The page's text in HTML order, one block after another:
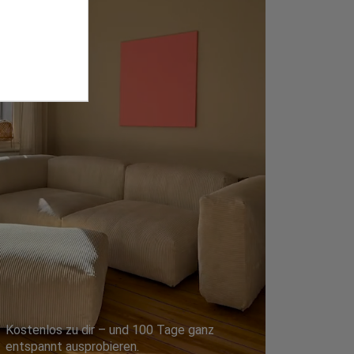
Kostenlos zu dir – und 100 Tage ganz
entspannt ausprobieren.